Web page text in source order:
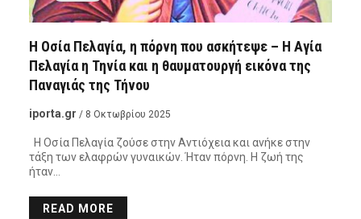
Η Οσία Πελαγία, η πόρνη που ασκήτεψε – Η Αγία
Πελαγία η Τηνία και η θαυματουργή εικόνα της
Παναγιάς της Τήνου
iporta.gr / 8 Οκτωβρίου 2025
Η Οσία Πελαγία ζούσε στην Αντιόχεια και ανήκε στην
τάξη των ελαφρών γυναικών. Ήταν πόρνη. Η ζωή της
ήταν…
READ MORE